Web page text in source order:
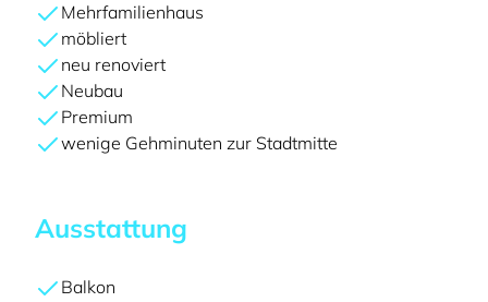
Mehrfamilienhaus
möbliert
neu renoviert
Neubau
Premium
wenige Gehminuten zur Stadtmitte
Ausstattung
Balkon